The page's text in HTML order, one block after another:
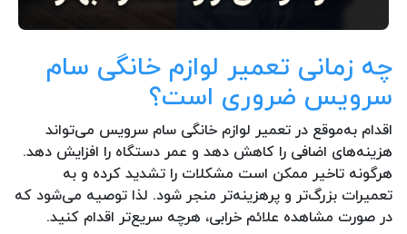
چه زمانی تعمیر لوازم خانگی سام
سرویس ضروری است؟
اقدام به‌موقع در تعمیر لوازم خانگی سام سرویس می‌تواند
هزینه‌های اضافی را کاهش دهد و عمر دستگاه را افزایش دهد.
هرگونه تاخیر ممکن است مشکلات را تشدید کرده و به
تعمیرات بزرگ‌تر و پرهزینه‌تر منجر شود. لذا توصیه می‌شود که
در صورت مشاهده علائم خرابی، هرچه سریع‌تر اقدام کنید.